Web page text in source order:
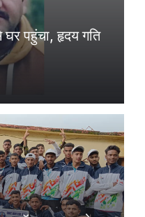
घर पहुंचा, हृदय गति